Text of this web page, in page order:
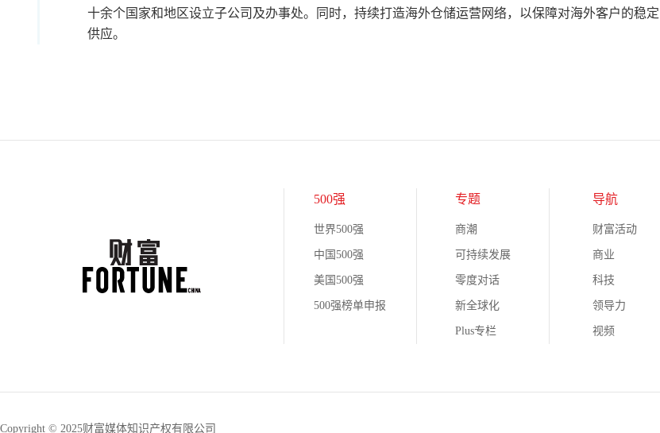
十余个国家和地区设立子公司及办事处。同时，持续打造海外仓储运营网络，以保障对海外客户的稳定
供应。
500强
世界500强
中国500强
美国500强
500强榜单申报
专题
商潮
可持续发展
零度对话
新全球化
Plus专栏
导航
财富活动
商业
科技
领导力
视频
Copyright © 2025财富媒体知识产权有限公司